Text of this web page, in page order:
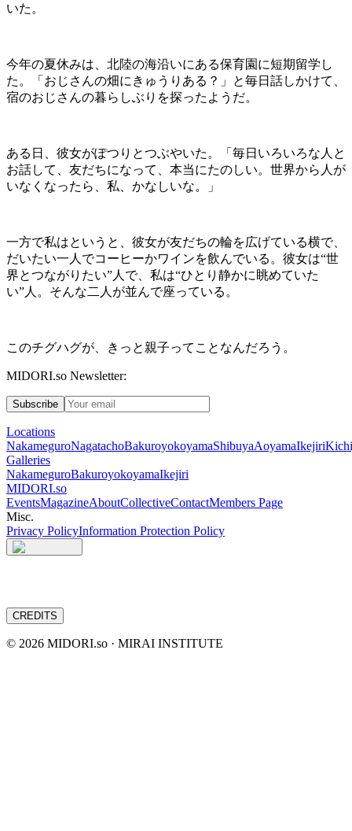
いた。
今年の夏休みは、北陸の海沿いにある保育園に短期留学し
た。「おじさんの畑にきゅうりある？」と毎日話しかけて、
宿のおじさんの暮らしぶりを探ったようだ。
ある日、彼女がぽつりとつぶやいた。「毎日いろいろな人と
お話して、友だちになって、本当にたのしい。世界から人が
いなくなったら、私、かなしいな。」
一方で私はというと、彼女が友だちの輪を広げている横で、
だいたい一人でコーヒーかワインを飲んでいる。彼女は“世
界とつながりたい”人で、私は“ひとり静かに眺めていた
い”人。そんな二人が並んで座っている。
このチグハグが、きっと親子ってことなんだろう。
MIDORI.so Newsletter:
Subscribe
Locations
NakameguroNagatachoBakuroyokoyamaShibuyaAoyamaIkejiri
Galleries
NakameguroBakuroyokoyamaIkejiri
MIDORI.so
EventsMagazineAboutCollectiveContactMembers Page
Misc.
Privacy PolicyInformation Protection Policy
CREDITS
© 2026 MIDORI.so · MIRAI INSTITUTE